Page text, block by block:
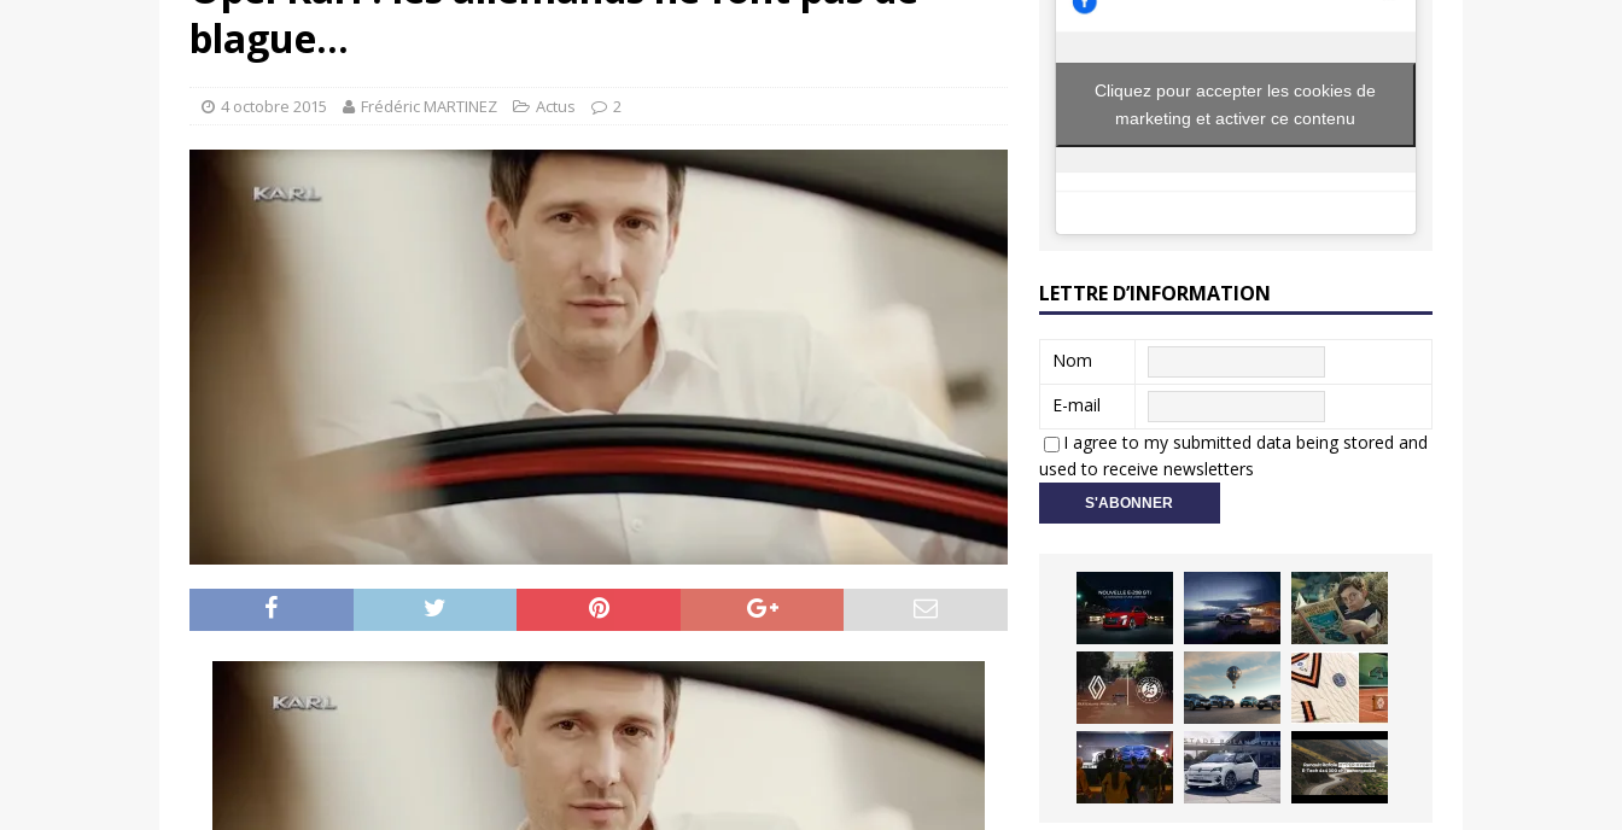
[ 13 septembre 2025 ]
blague…
4 octobre 2015 Frédéric MARTINEZ Actus 2
Cliquez pour accepter les cookies de
marketing et activer ce contenu
LETTRE D’INFORMATION
Nom
E-mail
I agree to my submitted data being stored and
used to receive newsletters